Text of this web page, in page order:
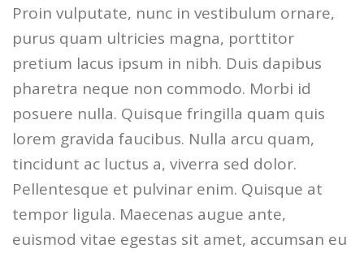
Proin vulputate, nunc in vestibulum ornare,
purus quam ultricies magna, porttitor
pretium lacus ipsum in nibh. Duis dapibus
pharetra neque non commodo. Morbi id
posuere nulla. Quisque fringilla quam quis
lorem gravida faucibus. Nulla arcu quam,
tincidunt ac luctus a, viverra sed dolor.
Pellentesque et pulvinar enim. Quisque at
tempor ligula. Maecenas augue ante,
euismod vitae egestas sit amet, accumsan eu